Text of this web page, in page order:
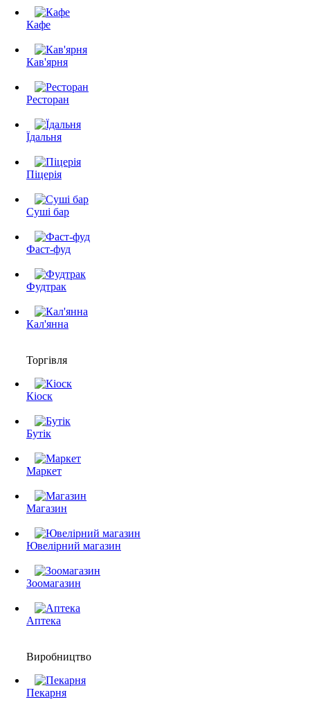
Кафе
Кав'ярня
Ресторан
Їдальня
Піцерія
Суші бар
Фаст-фуд
Фудтрак
Кал'янна
Торгівля
Кіоск
Бутік
Маркет
Магазин
Ювелірний магазин
Зоомагазин
Аптека
Виробництво
Пекарня